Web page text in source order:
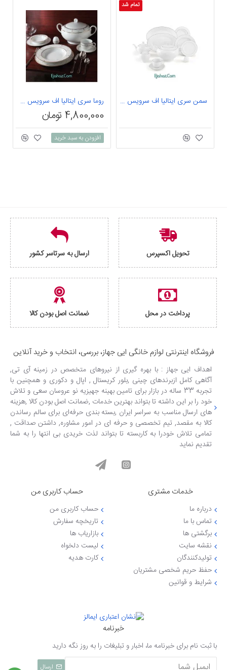
تمام شد
سمن سری ایتالیا اف سرویس چینی 102 پارچه کامل سمن 12 نفره درجه: یک روما سری ایتالیا اف سرویس چینی 17 پارچه چای خوری روما 6 نفره درجه: یک
4,800,000 تومان
افزودن به سبد خرید
تحویل اکسپرس ارسال به سرتاسر کشور
پرداخت در محل ضمانت اصل بودن کالا
فروشگاه اینترنتی لوازم خانگی ایی جهاز، بررسی، انتخاب و خرید آنلاین
اهداف ایی جهاز : با بهره گیری از نیروهای متخصص در زمینه آی تی,
آگاهی کامل ازبرندهای چینی ,بلور کریستال , اپال و دکوری و همچنین با
تجربه 33 ساله در بازار برای تامین بهینه جهیزیه نو عروسان سعی و تلاش
خود را بر این داشته تا بتواند بهترین خدمات ,ضمانت اصل بودن کالا ,هزینه
های ارسال مناسب به سراسر ایران ,بسته بندی حرفه‌ای برای سالم رساندن
کالا به مقصد, تیم تخصصی و حرفه ای در امور مشاوره, داشتن صداقت ,
تمامی تلاش خودرا به کاربسته تا بتواند لذت خریدی بی انتها را به شما
تقدیم نماید
خدمات مشتری
درباره ما
تماس با ما
برگشتی ها
نقشه سایت
تولیدکنندگان
حفظ حریم شخصی مشتریان
شرایط و قوانین
حساب کاربری من
حساب کاربری من
تاریخچه سفارش
بازاریاب ها
لیست دلخواه
کارت هدیه
خبرنامه
با ثبت نام برای خبرنامه ما، اخبار و تبلیغات را به روز نگه دارید
ارسال